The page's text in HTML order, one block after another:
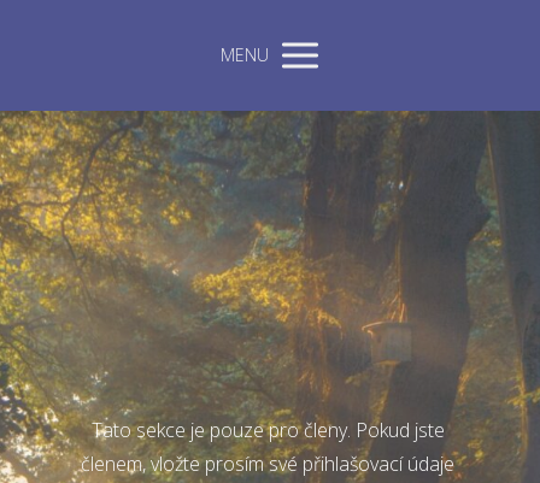
MENU
Tato sekce je pouze pro členy. Pokud jste
členem, vložte prosím své přihlašovací údaje